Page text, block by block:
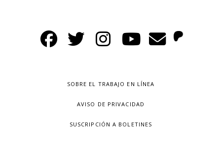
SOBRE EL TRABAJO EN LÍNEA
AVISO DE PRIVACIDAD
SUSCRIPCIÓN A BOLETINES